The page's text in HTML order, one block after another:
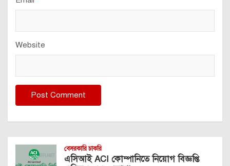
Website
বেসরকারি চাকরি
এসিআই ACI কোম্পানিতে নিয়োগ বিজ্ঞপ্তি